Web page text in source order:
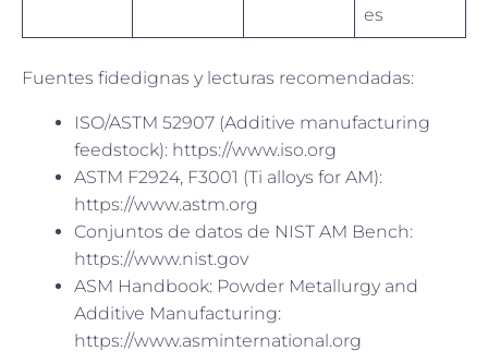
es
Fuentes fidedignas y lecturas recomendadas:
ISO/ASTM 52907 (Additive manufacturing
feedstock): https://www.iso.org
ASTM F2924, F3001 (Ti alloys for AM):
https://www.astm.org
Conjuntos de datos de NIST AM Bench:
https://www.nist.gov
ASM Handbook: Powder Metallurgy and
Additive Manufacturing:
https://www.asminternational.org